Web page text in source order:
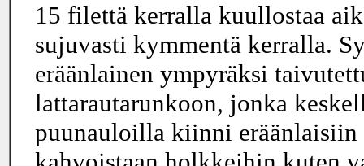
15 filettä kerralla kuullostaa
sujuvasti kymmentä kerralla.
eräänlainen ympyräksi
lattarautarunkoon, jonka
puunauloilla kiinni